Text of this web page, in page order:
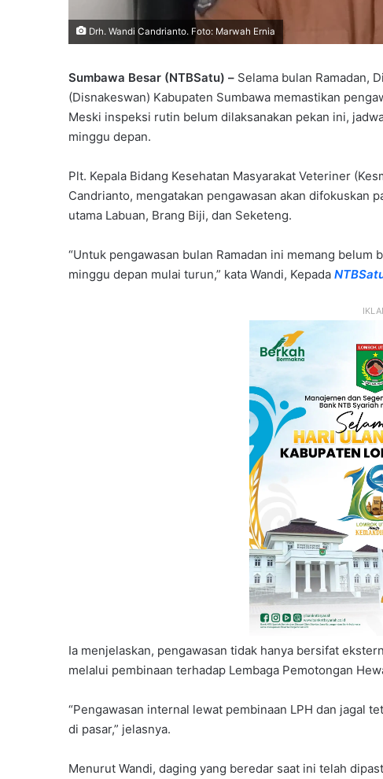
Drh. Wandi Candrianto. Foto: Marwah Ernia
Sumbawa Besar (NTBSatu) – Selama bulan Ramadan,
(Disnakeswan) Kabupaten Sumbawa memastikan
Meski inspeksi rutin belum dilaksanakan pekan ini,
minggu depan.
Plt. Kepala Bidang Kesehatan Masyarakat Veteriner
Candrianto, mengatakan pengawasan akan difokuskan
utama Labuan, Brang Biji, dan Seketeng.
“Untuk pengawasan bulan Ramadan ini memang belum
minggu depan mulai turun,” kata Wandi, Kepada
Ia menjelaskan, pengawasan tidak hanya bersifat
melalui pembinaan terhadap Lembaga Pemotongan
“Pengawasan internal lewat pembinaan LPH dan jagal
di pasar,” jelasnya.
Menurut Wandi, daging yang beredar saat ini telah